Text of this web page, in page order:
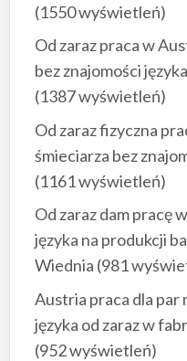
(1550 wyświetleń)
Od zaraz praca w
bez znajomości
(1387 wyświetleń)
Od zaraz fizyczna
śmieciarza bez
(1161 wyświetleń)
Od zaraz dam pracę
języka na produkcji
Wiednia (981
Austria praca dla par
języka od zaraz w
(952 wyświetleń)